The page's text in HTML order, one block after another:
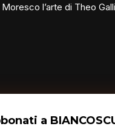
a
l’arte di Theo
tra Varese e Maleo